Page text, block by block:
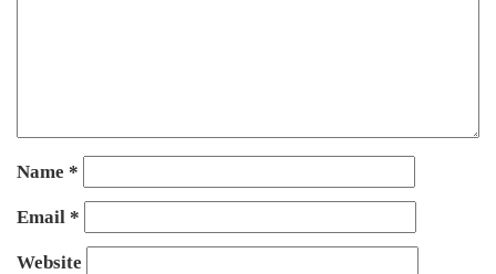
Name *
Email *
Website